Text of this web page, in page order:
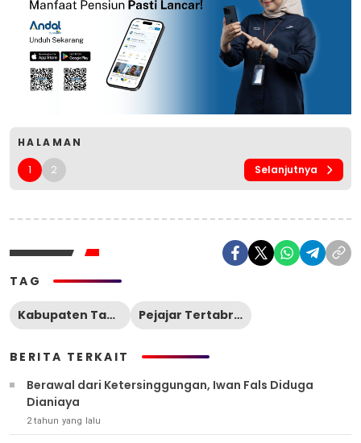
HALAMAN
1 2 Selanjutnya
TAG
Kabupaten Tapanuli Selatan Pejajar Tertabrak Mobil
BERITA TERKAIT
Berawal dari Ketersinggungan, Iwan Fals Diduga
Dianiaya
2 tahun yang lalu